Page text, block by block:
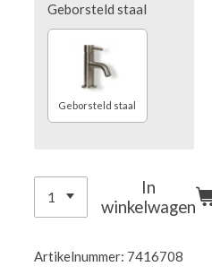
Geborsteld staal
Geborsteld staal
In
winkelwagen
Artikelnummer: 7416708